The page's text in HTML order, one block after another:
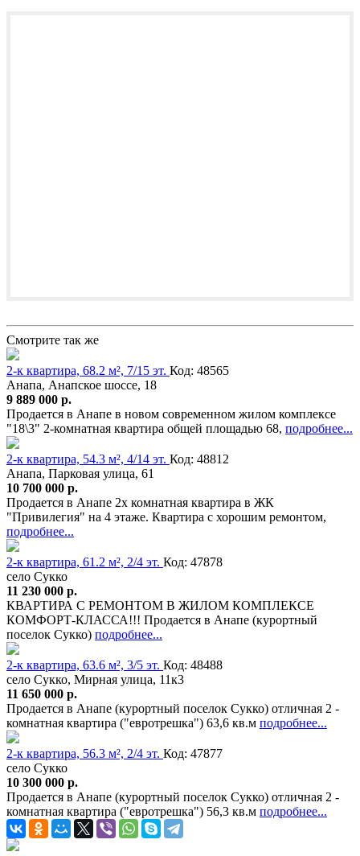
Смотрите так же
2-к квартира, 68.2 м², 7/15 эт. Код: 48565
Анапа, Анапское шоссе, 18
9 889 000 р.
Продается в Анапе в новом современном жилом комплексе
"18\3" 2-комнатная квартира общей площадью 68, подробнее...
2-к квартира, 54.3 м², 4/14 эт. Код: 48812
Анапа, Парковая улица, 61
10 700 000 р.
Продается в Анапе 2х комнатная квартира в ЖК
"Привилегия" на 4 этаже. Квартира с хорошим ремонтом,
подробнее...
2-к квартира, 61.2 м², 2/4 эт. Код: 47878
село Сукко
11 230 000 р.
КВАРТИРА С РЕМОНТОМ В ЖИЛОМ КОМПЛЕКСЕ
КОМФОРТ-КЛАССА!!! Продается в Анапе (курортный
поселок Сукко) подробнее...
2-к квартира, 63.6 м², 3/5 эт. Код: 48488
село Сукко, Мирная улица, 11к3
11 650 000 р.
Продается в Анапе (курортный поселок Сукко) отличная 2 -
комнатная квартира ("евротрешка") 63,6 кв.м подробнее...
2-к квартира, 56.3 м², 2/4 эт. Код: 47877
село Сукко
10 300 000 р.
Продается в Анапе (курортный поселок Сукко) отличная 2 -
комнатная квартира ("евротрешка") 56,3 кв.м подробнее...